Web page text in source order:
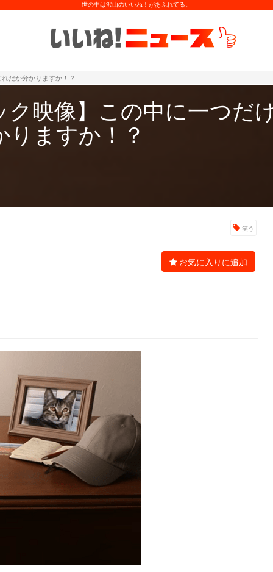
世の中は沢山のいいね！があふれてる。
だか分かりますか！？
ク映像】この中に一つだ
ますか！？
笑う
お気に入りに追加